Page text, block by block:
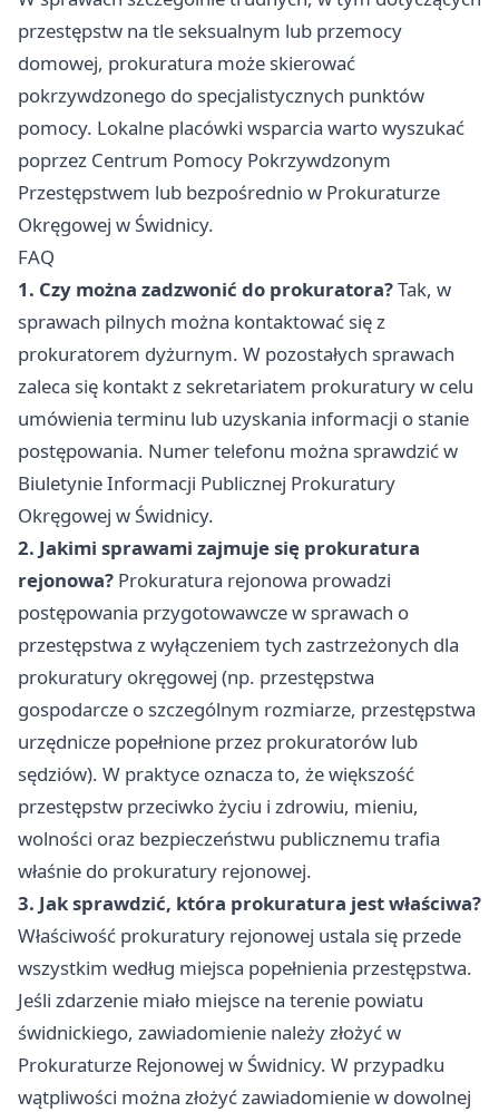
przestępstw na tle seksualnym lub przemocy
domowej, prokuratura może skierować
pokrzywdzonego do specjalistycznych punktów
pomocy. Lokalne placówki wsparcia warto wyszukać
poprzez Centrum Pomocy Pokrzywdzonym
Przestępstwem lub bezpośrednio w Prokuraturze
Okręgowej w Świdnicy.
FAQ
1. Czy można zadzwonić do prokuratora?Tak, w
sprawach pilnych można kontaktować się z
prokuratorem dyżurnym. W pozostałych sprawach
zaleca się kontakt z sekretariatem prokuratury w celu
umówienia terminu lub uzyskania informacji o stanie
postępowania. Numer telefonu można sprawdzić w
Biuletynie Informacji Publicznej Prokuratury
Okręgowej w Świdnicy.
2. Jakimi sprawami zajmuje się prokuratura
rejonowa? Prokuratura rejonowa prowadzi
postępowania przygotowawcze w sprawach o
przestępstwa z wyłączeniem tych zastrzeżonych dla
prokuratury okręgowej (np. przestępstwa
gospodarcze o szczególnym rozmiarze, przestępstwa
urzędnicze popełnione przez prokuratorów lub
sędziów). W praktyce oznacza to, że większość
przestępstw przeciwko życiu i zdrowiu, mieniu,
wolności oraz bezpieczeństwu publicznemu trafia
właśnie do prokuratury rejonowej.
3. Jak sprawdzić, która prokuratura jest właściwa?
Właściwość prokuratury rejonowej ustala się przede
wszystkim według miejsca popełnienia przestępstwa.
Jeśli zdarzenie miało miejsce na terenie powiatu
świdnickiego, zawiadomienie należy złożyć w
Prokuraturze Rejonowej w Świdnicy. W przypadku
wątpliwości można złożyć zawiadomienie w dowolnej